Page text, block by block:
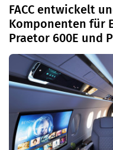
FACC entwickelt
Komponenten für
Praetor 600E und